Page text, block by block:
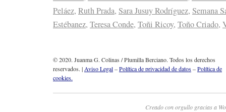
Peláez, Ruth Prada, Sara Jusuy Rodríguez, Semana
Estébanez, Teresa Conde, Toñi Ricoy, Toño Criado,
© 2020. Juanma G. Colinas / Plumilla Berciano. Todos los derechos
reservados. |Aviso Legal–Política de privacidad de datos–Política de
cookies.
Creado con orgullo gracias a